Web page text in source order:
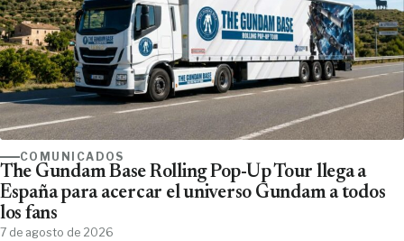
COMUNICADOS
The Gundam Base Rolling Pop-Up Tour llega a
España para acercar el universo Gundam a todos
los fans
7 de agosto de 2026